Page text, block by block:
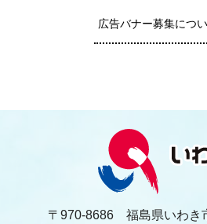
広告バナー募集につ
〒970-8686 福島県いわき